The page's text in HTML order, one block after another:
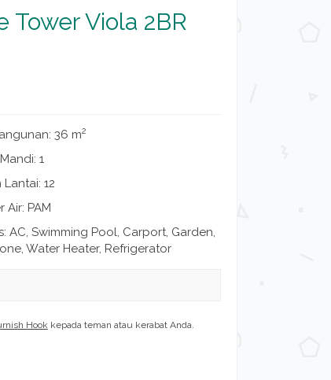
Viola 2BR
36 m2
1
12
Air: PAM
AC, Swimming Pool, Carport, Garden,
Water Heater, Refrigerator
Hookkepada teman atau kerabat Anda.